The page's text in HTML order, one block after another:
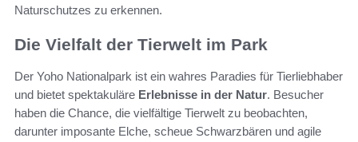
Naturschutzes zu erkennen.
Die Vielfalt der Tierwelt im Park
Der Yoho Nationalpark ist ein wahres Paradies für Tierliebhaber
und bietet spektakuläre Erlebnisse in der Natur. Besucher
haben die Chance, die vielfältige Tierwelt zu beobachten,
darunter imposante Elche, scheue Schwarzbären und agile